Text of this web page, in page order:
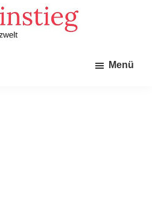
Menü